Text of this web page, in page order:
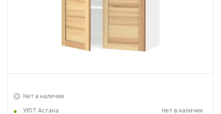
Нет в наличии
УЮТ Астана
Нет в наличии